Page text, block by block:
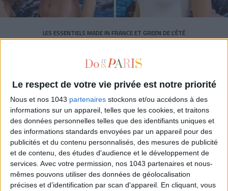
Le respect de votre vie privée est notre priorité
Nous et nos 1043 partenaires stockons et/ou accédons à des
informations sur un appareil, telles que les cookies, et traitons
des données personnelles telles que des identifiants uniques et
des informations standards envoyées par un appareil pour des
publicités et du contenu personnalisés, des mesures de publicité
et de contenu, des études d'audience et le développement de
services. Avec votre permission, nos 1043 partenaires et nous-
mêmes pouvons utiliser des données de géolocalisation
précises et d’identification par scan d'appareil. En cliquant, vous
LES ESSENTIELS MADE IN FRANCE ET GREEN DE L'ÉTÉ